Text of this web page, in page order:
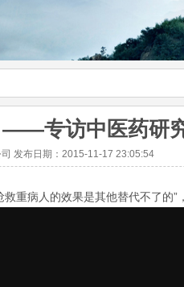
——专访中医药研
发布日期：2015-11-17 23:05:54
重病人的效果是其他替代不了的”